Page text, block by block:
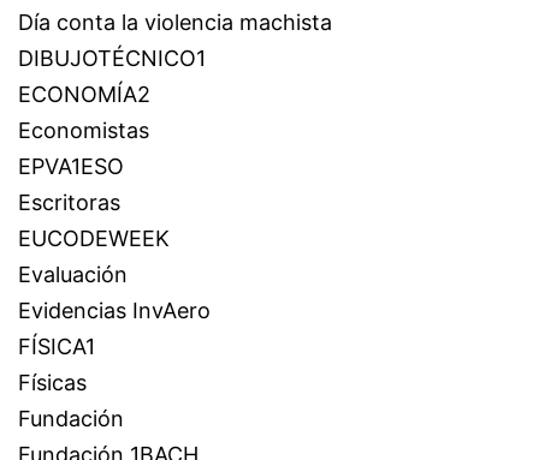
Día conta la violencia machista
DIBUJOTÉCNICO1
ECONOMÍA2
Economistas
EPVA1ESO
Escritoras
EUCODEWEEK
Evaluación
Evidencias InvAero
FÍSICA1
Físicas
Fundación
Fundación 1BACH